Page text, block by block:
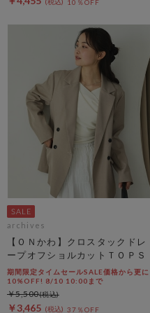
10％OFF
archives
【ＯＮかわ】クロスタックドレ
ープオフショルカットＴＯＰＳ
期間限定タイムセールSALE価格から更に
10%OFF! 8/10 10:00まで
￥3,465 37％OFF
￥5,500